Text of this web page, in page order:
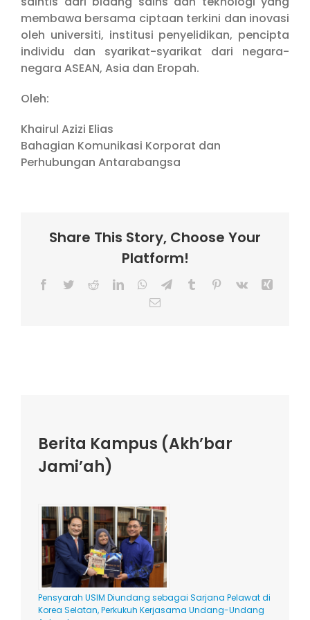
membawa bersama ciptaan terkini dan inovasi
oleh universiti, institusi penyelidikan, pencipta
individu dan syarikat-syarikat dari negara-
negara ASEAN, Asia dan Eropah.
Oleh:
Khairul Azizi Elias
Bahagian Komunikasi Korporat dan
Perhubungan Antarabangsa
Share This Story, Choose Your
Platform!
Facebook
TwitterRedditLinkedInWhatsApp
TelegramTumblr Pinterest
Vk
Email
Berita Kampus (Akh’bar
Jami’ah)
Pensyarah USIM Diundang sebagai Sarjana Pelawat di
Korea Selatan, Perkukuh Kerjasama Undang-Undang